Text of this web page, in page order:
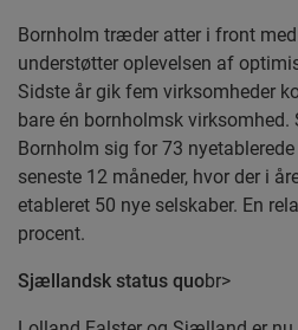
Bornholm træder atter i front med
understøtter oplevelsen af
Sidste år gik fem virksomheder
bare én bornholmsk virksomhed.
Bornholm sig for 73
seneste 12 måneder, hvor der i
etableret 50 nye selskaber. En
procent.
Sjællandsk status quobr>